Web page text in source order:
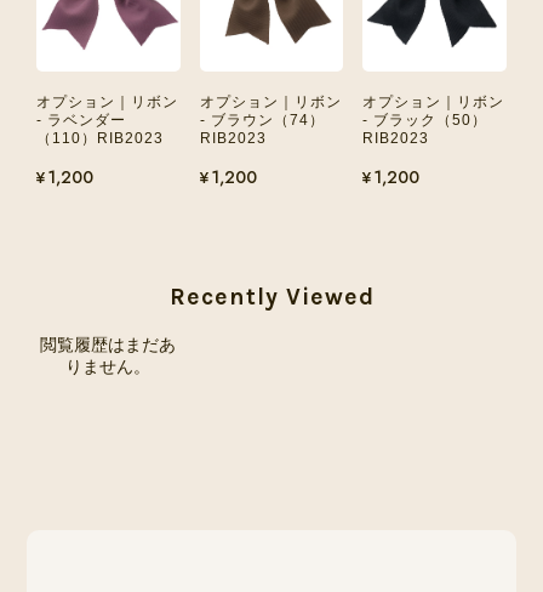
オプション｜リボン
- ラベンダー
（110）RIB2023
¥1,200
オプション｜リボン
- ブラウン（74）
RIB2023
¥1,200
オプション｜リボン
- ブラック（50）
RIB2023
¥1,200
Recently Viewed
閲覧履歴はまだあ
りません。